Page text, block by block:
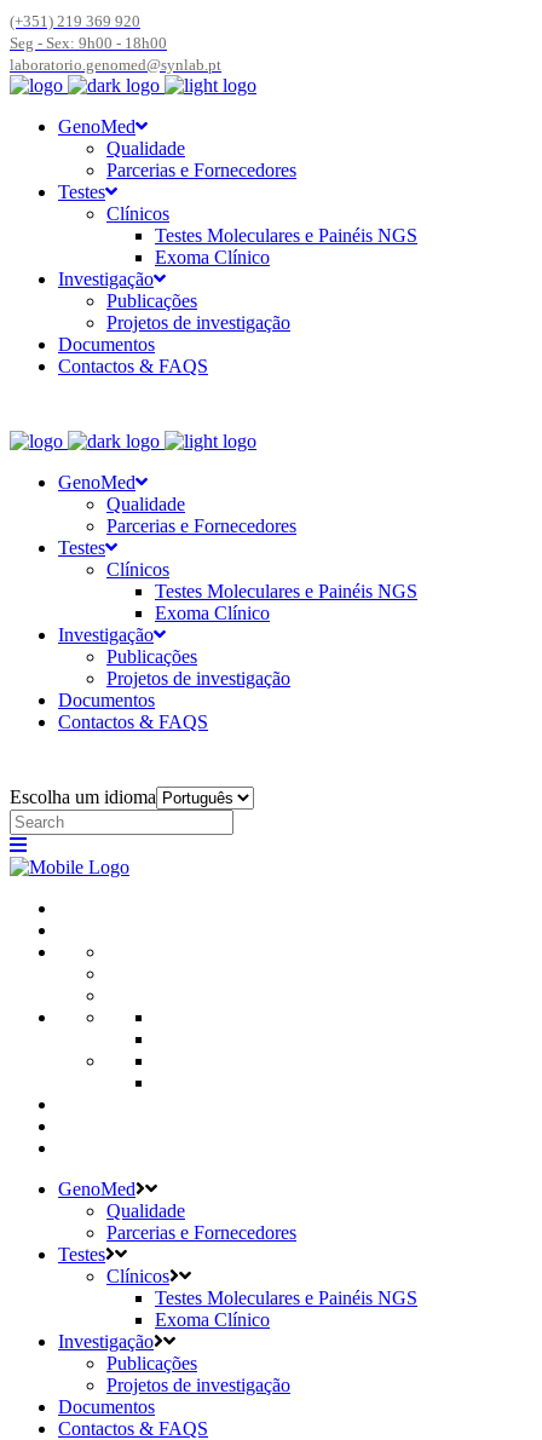
(+351) 219 369 920
Seg - Sex: 9h00 - 18h00
laboratorio.genomed@synlab.pt
GenoMed
Qualidade
Parcerias e Fornecedores
Testes
Clínicos
Testes Moleculares e Painéis NGS
Exoma Clínico
Investigação
Publicações
Projetos de investigação
Documentos
Contactos & FAQS
GenoMed
Qualidade
Parcerias e Fornecedores
Testes
Clínicos
Testes Moleculares e Painéis NGS
Exoma Clínico
Investigação
Publicações
Projetos de investigação
Documentos
Contactos & FAQS
Escolha um idioma
GenoMed
Qualidade
Parcerias e Fornecedores
Testes
Clínicos
Testes Moleculares e Painéis NGS
Exoma Clínico
Investigação
Publicações
Projetos de investigação
Documentos
Contactos & FAQS